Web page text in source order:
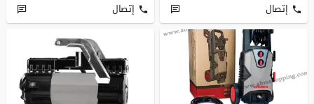
إتصال إتصال